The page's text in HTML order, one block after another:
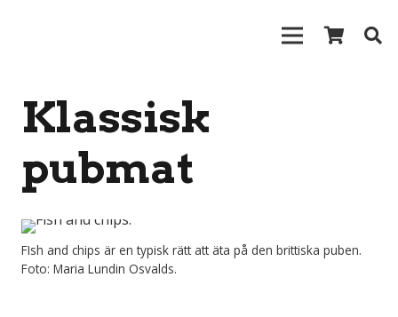
Klassisk
pubmat
FIsh and chips är en typisk rätt att äta på den brittiska puben.
Foto: Maria Lundin Osvalds.